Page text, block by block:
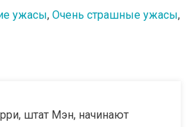
ужасы, Очень страшные ужасы,
штат Мэн, начинают